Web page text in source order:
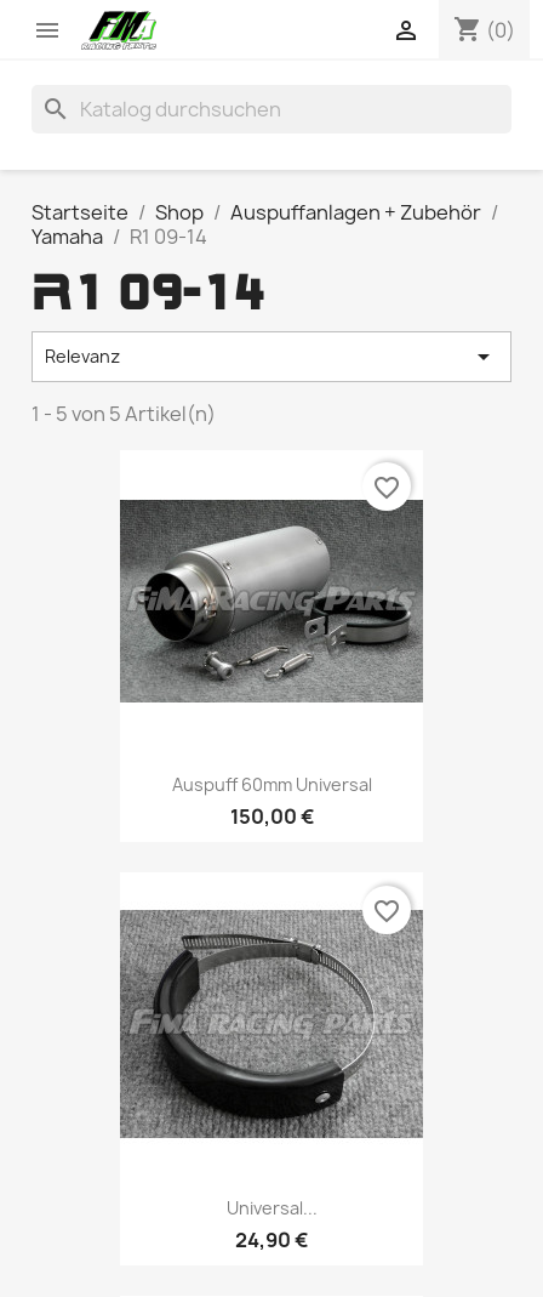
 shopping_cart (0)

search
Startseite Shop
Auspuffanlagen + Zubehör
Yamaha
R1 09-14
R1 09-14
Relevanz 
1 - 5 von 5 Artikel(n)
Auspuff 60mm Universal
150,00 €
favorite_border
Universal...
24,90 €
favorite_border